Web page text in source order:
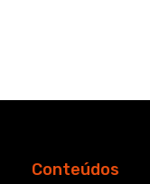
Conteúdos